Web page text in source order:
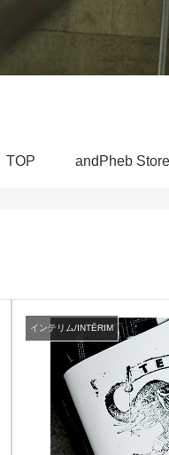
TOP andPheb
インテリム/INTĒRIM